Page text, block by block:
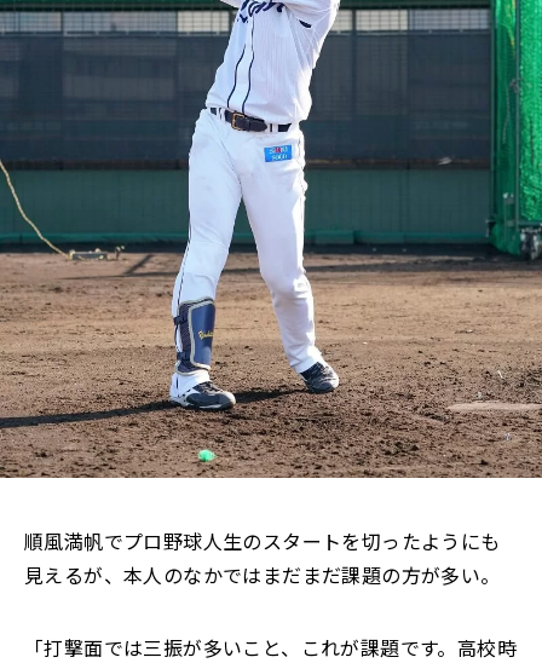
順風満帆でプロ野球人生のスタートを切ったようにも
見えるが、本人のなかではまだまだ課題の方が多い。
「打撃面では三振が多いこと、これが課題です。高校時